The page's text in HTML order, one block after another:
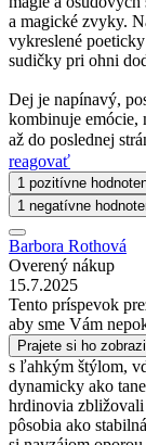
a magické zvyky.
vykreslené
sudičky pri ohni
Dej je napínavý,
kombinuje emócie,
až do poslednej
reagovať
1 pozitívne
1 negatívne
Barbora Rothová
Overený nákup
15.7.2025
Tento príspevok
aby sme Vám
Prajete si ho
s ľahkým štýlom,
dynamicky ako
hrdinovia
pôsobia ako